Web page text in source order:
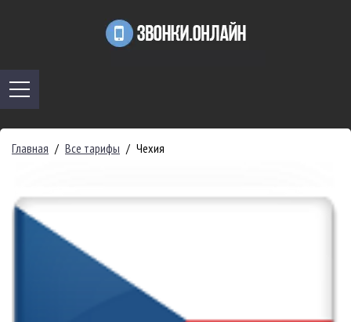
Главная / Все тарифы / Чехия